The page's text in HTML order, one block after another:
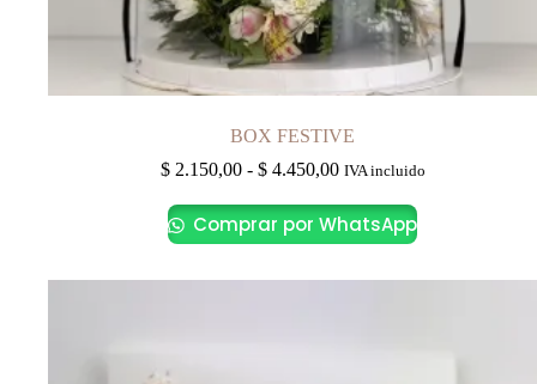
BOX FESTIVE
$2.150,00 - $4.450,00Rango
precios:
desde
hasta
IVA incluido
Este
producto
tiene
Comprar por WhatsApp